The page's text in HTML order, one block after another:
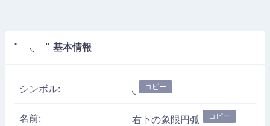
" ◟ " 基本情報
シンボル: ◟ コピー
名前: 右下の象限円弧 コピー